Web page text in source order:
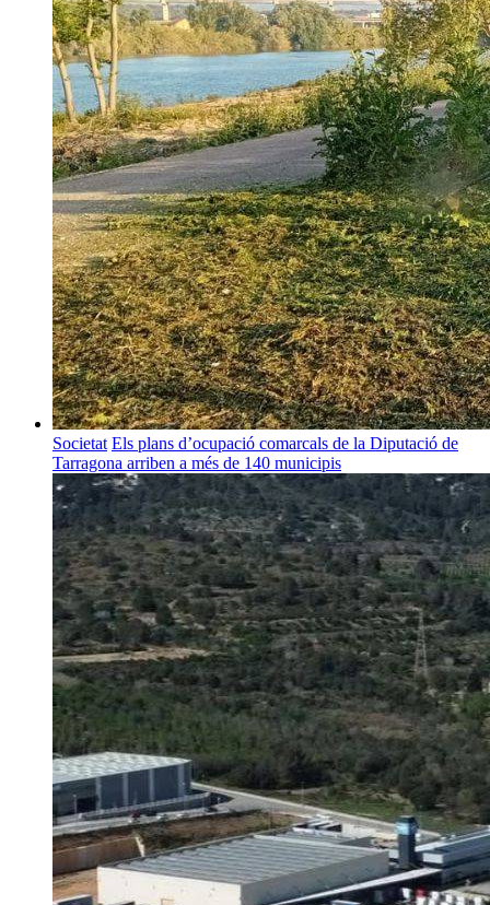
Societat Els plans d’ocupació comarcals de la Diputació de
Tarragona arriben a més de 140 municipis